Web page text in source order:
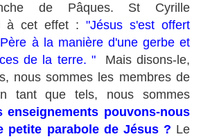
de Pâques. St Cyrille
à cet effet : "Jésus s'est offert
à la manière d'une gerbe et
de la terre. "Mais disons-le,
nous sommes les membres de
tant que tels, nous sommes
enseignements pouvons-nous
petite parabole de Jésus ? Le